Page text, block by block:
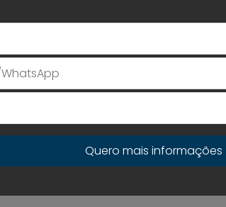
Quero mais informações